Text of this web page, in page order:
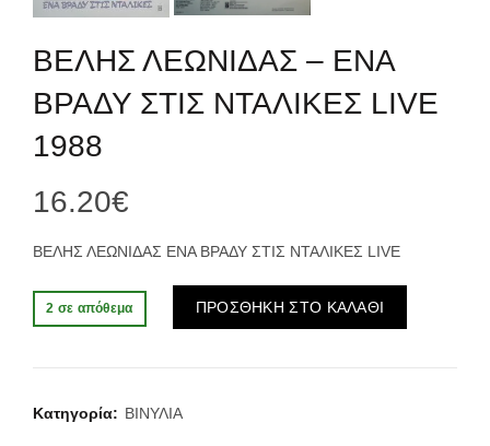
ΒΕΛΗΣ ΛΕΩΝΙΔΑΣ – ΕΝΑ
ΒΡΑΔΥ ΣΤΙΣ ΝΤΑΛΙΚΕΣ LIVE
1988
16.20€
ΒΕΛΗΣ ΛΕΩΝΙΔΑΣ ΕΝΑ ΒΡΑΔΥ ΣΤΙΣ ΝΤΑΛΙΚΕΣ LIVE
2 σε απόθεμα ΠΡΟΣΘΗΚΗ ΣΤΟ ΚΑΛΑΘΙ
Κατηγορία: ΒΙΝΥΛΙΑ